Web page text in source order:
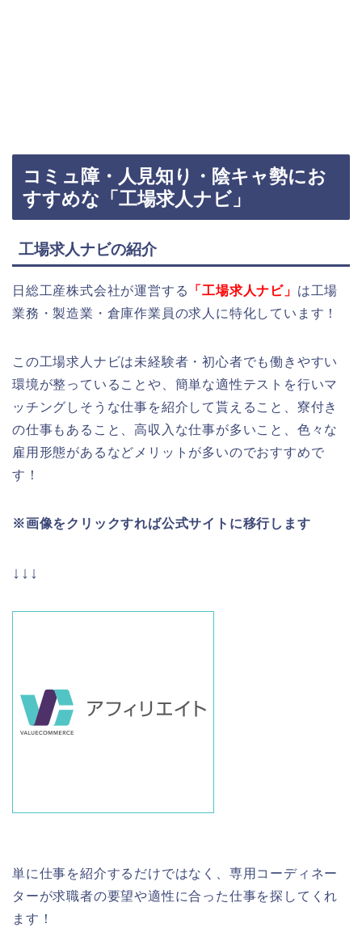
コミュ障・人見知り・陰キャ勢にお
すすめな「工場求人ナビ」
工場求人ナビの紹介
日総工産株式会社が運営する 「工場求人ナビ」 は工場
業務・製造業・倉庫作業員の求人に特化しています！
この工場求人ナビは未経験者・初心者でも働きやすい
環境が整っていることや、簡単な適性テストを行いマ
ッチングしそうな仕事を紹介して貰えること、寮付き
の仕事もあること、高収入な仕事が多いこと、色々な
雇用形態があるなどメリットが多いのでおすすめで
す！
※画像をクリックすれば公式サイトに移行します
↓↓↓
単に仕事を紹介するだけではなく、専用コーディネー
ターが求職者の要望や適性に合った仕事を探してくれ
ます！